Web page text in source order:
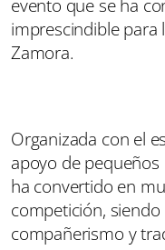
evento que se ha
imprescindible para
Zamora.
Organizada con el
apoyo de pequeños
ha convertido en
competición,
compañerismo y